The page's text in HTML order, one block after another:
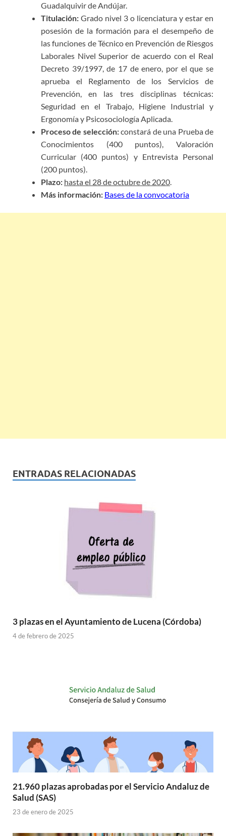
Guadalquivir de Andújar.
Titulación: Grado nivel 3 o licenciatura y estar en
posesión de la formación para el desempeño de
las funciones deTécnico en Prevención de Riesgos
Laborales Nivel Superior de acuerdo con el Real
Decreto 39/1997, de 17 de enero, por el que se
aprueba el Reglamento de los Servicios de
Prevención, en las tres disciplinas técnicas:
Seguridad en el Trabajo, Higiene Industrial y
Ergonomía y Psicosociología Aplicada.
Proceso de selección:constará de una Prueba de
Conocimientos (400 puntos), Valoración
Curricular (400 puntos) y Entrevista Personal
(200 puntos).
Plazo: hasta el 28 de octubre de 2020
Más información: Bases de la convocatoria
ENTRADAS RELACIONADAS
3 plazas en el Ayuntamiento de Lucena (Córdoba)
4 de febrero de 2025
21.960 plazas aprobadas por el Servicio Andaluz de
Salud (SAS)
23 de enero de 2025